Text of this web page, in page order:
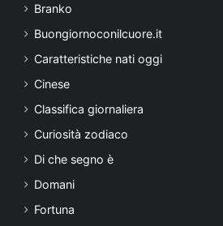
Branko
Buongiornoconilcuore.it
Caratteristiche nati oggi
Cinese
Classifica giornaliera
Curiosità zodiaco
Di che segno è
Domani
Fortuna